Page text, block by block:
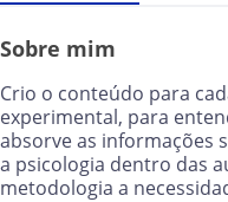
Sobre mim
Crio o conteúdo para
experimental, para
absorve as informações
a psicologia dentro das
metodologia a